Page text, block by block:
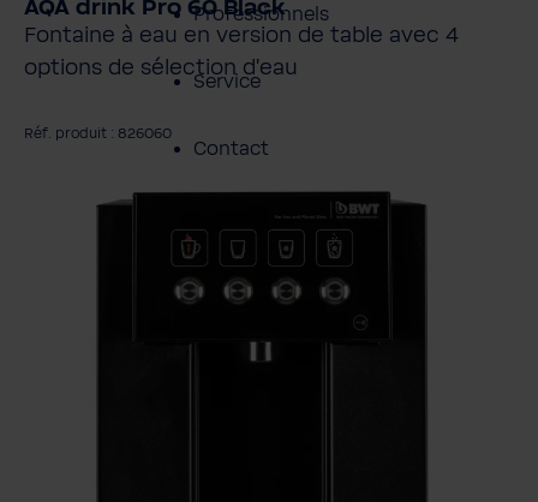
Professionnels
Service
Contact
À propos de BWT
AQA drink Pro 60 Black
Fontaine à eau en version de table avec 4
options de sélection d'eau
Réf. produit : 826060
la galerie d'images